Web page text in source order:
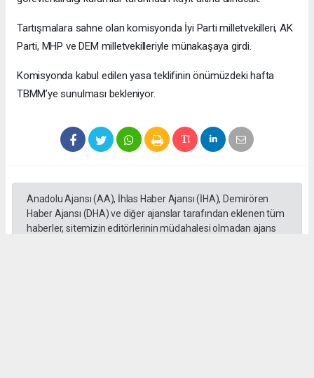
Tartışmalara sahne olan komisyonda İyi Parti milletvekilleri, AK
Parti, MHP ve DEM milletvekilleriyle münakaşaya girdi.
Komisyonda kabul edilen yasa teklifinin önümüzdeki hafta
TBMM’ye sunulması bekleniyor.
Anadolu Ajansı (AA), İhlas Haber Ajansı (İHA), Demirören
Haber Ajansı (DHA) ve diğer ajanslar tarafından eklenen tüm
haberler, sitemizin editörlerinin müdahalesi olmadan ajans